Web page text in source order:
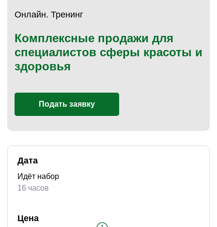
Онлайн. Тренинг
Комплексные продажи для
специалистов сферы красоты и
здоровья
Подать заявку
Дата
Идёт набор
16 часов
Цена